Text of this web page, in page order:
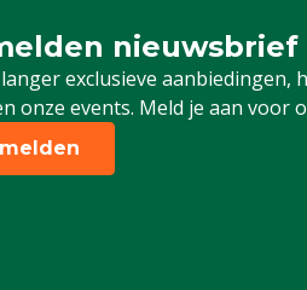
nieuwsbrief
exclusieve aanbiedingen,
onze events. Meld je aan voor
in voor onze nieuwsbrief